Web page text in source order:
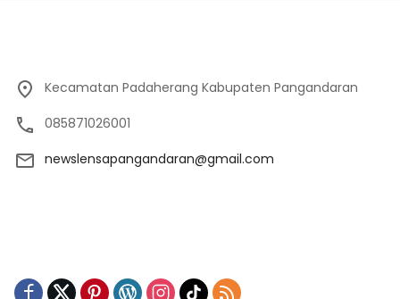
Kecamatan Padaherang Kabupaten Pangandaran
085871026001
newslensapangandaran@gmail.com